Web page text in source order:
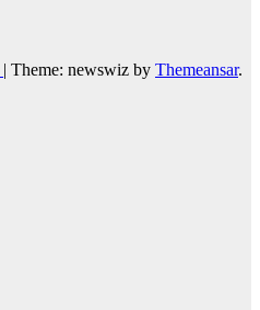
| Theme: newswiz by Themeansar.